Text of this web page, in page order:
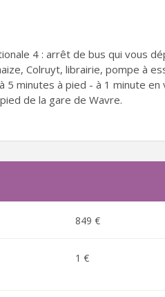
4 : arrêt de bus qui vous
Colruyt, librairie, pompe à
5 minutes à pied - à 1 minute
de la gare de Wavre.
849 €
1 €